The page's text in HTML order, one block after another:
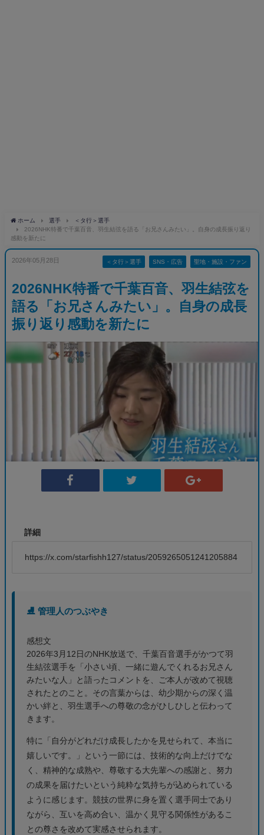
ホーム 選手
＜タ行＞選手
2026NHK特番で千葉百音、羽生結弦を語る「お兄さんみたい」。自身の成長振り返り
感動を新たに
2026年05月28日 ＜タ行＞選手 SNS・広告 聖地・施設・ファン
2026NHK特番で千葉百音、羽生結弦を
語る「お兄さんみたい」。自身の成長
振り返り感動を新たに
詳細
https://x.com/starfishh127/status/2059265051241205884
⛸️ 管理人のつぶやき
感想文
2026年3月12日のNHK放送で、千葉百音選手がかつて羽
生結弦選手を「小さい頃、一緒に遊んでくれるお兄さん
みたいな人」と語ったコメントを、ご本人が改めて視聴
されたとのこと。その言葉からは、幼少期からの深く温
かい絆と、羽生選手への尊敬の念がひしひしと伝わって
きます。
特に「自分がどれだけ成長したかを見せられて、本当に
嬉しいです。」という一節には、技術的な向上だけでな
く、精神的な成熟や、尊敬する大先輩への感謝と、努力
の成果を届けたいという純粋な気持ちが込められている
ように感じます。競技の世界に身を置く選手同士であり
ながら、互いを高め合い、温かく見守る関係性があるこ
との尊さを改めて実感させられます。